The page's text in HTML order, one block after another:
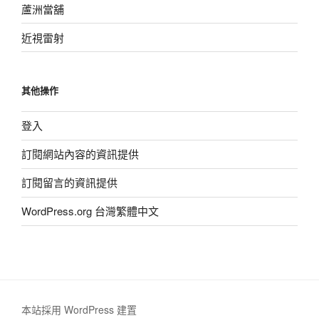
蘆洲當舖
近視雷射
其他操作
登入
訂閱網站內容的資訊提供
訂閱留言的資訊提供
WordPress.org 台灣繁體中文
本站採用 WordPress 建置